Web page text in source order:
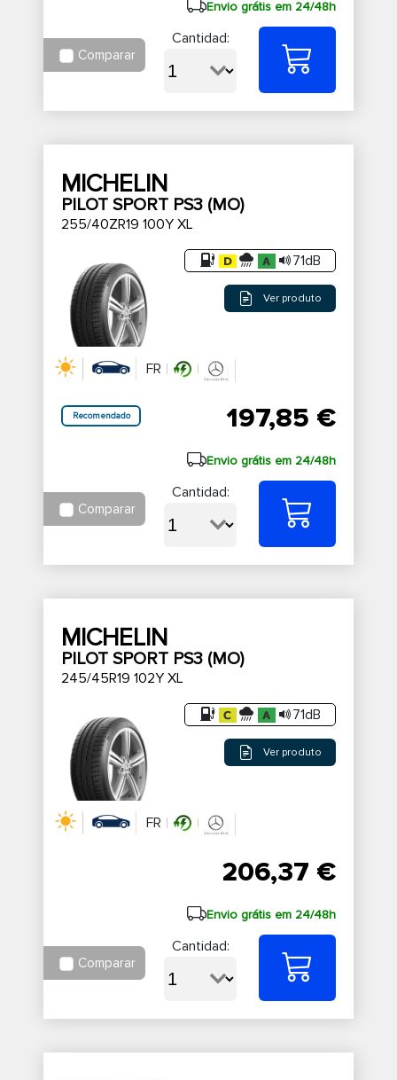
Envio grátis em 24/48h
Comparar
Cantidad:
MICHELIN
PILOT SPORT PS3 (MO)
255/40ZR19 100Y XL
71dB
Ver produto
FR
Recomendado 197,85 €
Envio grátis em 24/48h
Comparar
Cantidad:
MICHELIN
PILOT SPORT PS3 (MO)
245/45R19 102Y XL
71dB
Ver produto
FR
206,37 €
Envio grátis em 24/48h
Comparar
Cantidad: